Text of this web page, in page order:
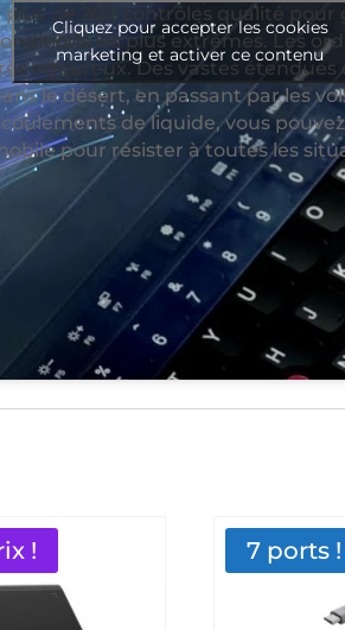
plus de 200 contrôles qualité pour
les plus extrêmes. Les
rigoureux. Des vastes
le désert, en passant par les
de liquide, vous
pour résister à toutes les
Cliquez pour accepter les cookies
marketing et activer ce contenu
! 7 ports !